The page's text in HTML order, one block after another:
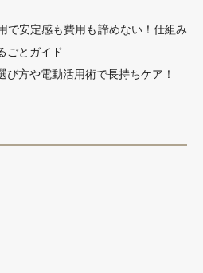
で安定感も費用も諦めない！仕組み
ごとガイド
び方や電動活用術で長持ちケア！